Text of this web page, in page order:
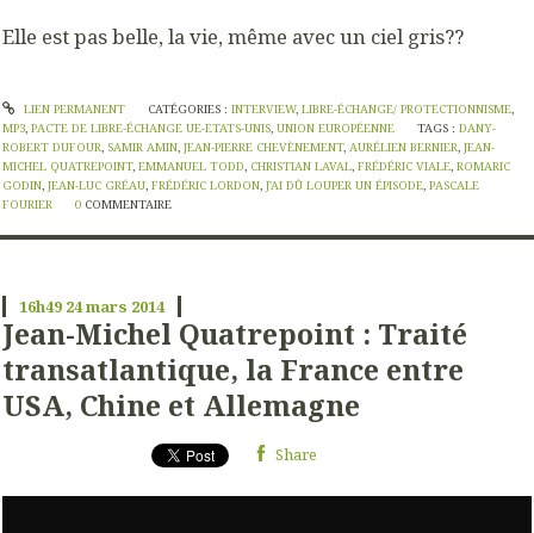
Elle est pas belle, la vie, même avec un ciel gris??
LIEN PERMANENT CATÉGORIES : INTERVIEW, LIBRE-ÉCHANGE/ PROTECTIONNISME,
MP3, PACTE DE LIBRE-ÉCHANGE UE-ETATS-UNIS, UNION EUROPÉENNE TAGS :DANY-
ROBERT DUFOUR, SAMIR AMIN, JEAN-PIERRE CHEVÈNEMENT, AURÉLIEN BERNIER, JEAN-
MICHEL QUATREPOINT, EMMANUEL TODD, CHRISTIAN LAVAL, FRÉDÉRIC VIALE, ROMARIC
GODIN, JEAN-LUC GRÉAU, FRÉDÉRIC LORDON, J'AI DÛ LOUPER UN ÉPISODE, PASCALE
FOURIER
0 COMMENTAIRE
16h49 24mars 2014
Jean-Michel Quatrepoint : Traité
transatlantique, la France entre
USA, Chine et Allemagne
Share